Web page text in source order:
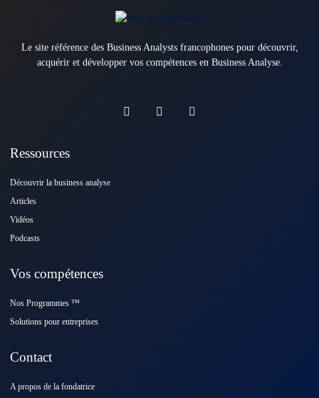
Le site référence des Business Analysts francophones pour découvrir,
acquérir et développer vos compétences en Business Analyse.
Ressources
Découvrir la business analyse
Articles
Vidéos
Podcasts
Vos compétences
Nos Programmes ™️
Solutions pour entreprises
Contact
A propos de la fondatrice